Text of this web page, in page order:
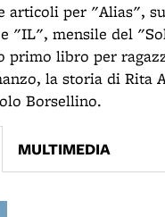
articoli per "Alias",
"IL", mensile del
primo libro per
la storia di Rita
Borsellino.
MULTIMEDIA